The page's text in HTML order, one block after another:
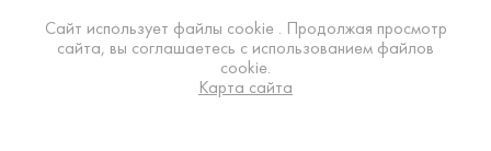
Сайт использует файлы cookie . Продолжая просмотр
сайта, вы соглашаетесь с использованием файлов
cookie.
Карта сайта